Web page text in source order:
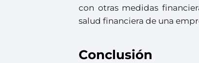
con otras medidas
salud financiera de una
Conclusión